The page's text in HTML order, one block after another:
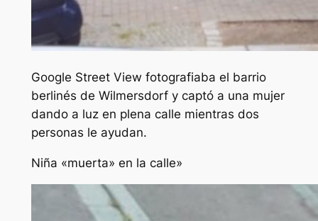
Google Street View fotografiaba el barrio
berlinés de Wilmersdorf y captó a una mujer
dando a luz en plena calle mientras dos
personas le ayudan.
Niña «muerta» en la calle»